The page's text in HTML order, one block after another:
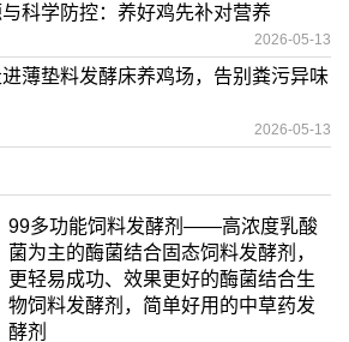
科学防控：养好鸡先补对营养
2026-05-13
进薄垫料发酵床养鸡场，告别粪污异味
2026-05-13
99多功能饲料发酵剂——高浓度乳酸
菌为主的酶菌结合固态饲料发酵剂，
更轻易成功、效果更好的酶菌结合生
物饲料发酵剂，简单好用的中草药发
酵剂